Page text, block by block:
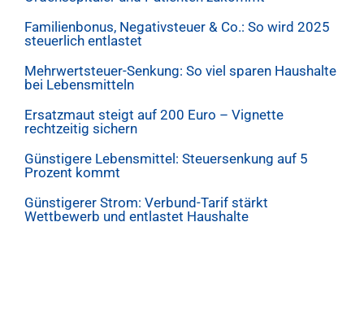
Familienbonus, Negativsteuer & Co.: So wird 2025
steuerlich entlastet
Mehrwertsteuer-Senkung: So viel sparen Haushalte
bei Lebensmitteln
Ersatzmaut steigt auf 200 Euro – Vignette
rechtzeitig sichern
Günstigere Lebensmittel: Steuersenkung auf 5
Prozent kommt
Günstigerer Strom: Verbund-Tarif stärkt
Wettbewerb und entlastet Haushalte